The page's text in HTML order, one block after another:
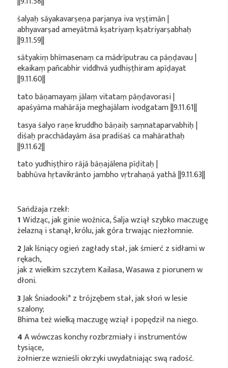
śalyaḥ sāyakavarṣeṇa parjanya iva vṛṣṭimān |
abhyavarṣad ameyātmā kṣatriyaṃ kṣatriyarṣabhaḥ
||9.11.59||
sātyakiṃ bhīmasenaṃ ca mādrīputrau ca pāṇḍavau |
ekaikaṃ pañcabhir viddhvā yudhiṣṭhiram apīḍayat
||9.11.60||
tato bāṇamayaṃ jālaṃ vitataṃ pāṇḍavorasi |
apaśyāma mahārāja meghajālam ivodgatam ||9.11.61||
tasya śalyo raṇe kruddho bāṇaiḥ saṃnataparvabhiḥ |
diśaḥ pracchādayām āsa pradiśaś ca mahārathaḥ
||9.11.62||
tato yudhiṣṭhiro rājā bāṇajālena pīḍitaḥ |
babhūva hṛtavikrānto jambho vṛtrahaṇā yathā ||9.11.63||
Sańdźaja rzekł:
1Widząc, jak ginie woźnica, Śalja wziął szybko maczugę
żelazną i stanął, królu, jak góra trwając niezłomnie.
2Jak lśniący ogień zagłady stał, jak śmierć z sidłami w
rękach,
jak z wielkim szczytem Kailasa, Wasawa z piorunem w
dłoni.
3JakŚniadooki*z trójzębem stał, jak słoń w lesie
szalony;
Bhima też wielką maczugę wziął i popędził na niego.
4A wówczas konchy rozbrzmiały i instrumentów
tysiące,
żołnierze wznieśli okrzyki uwydatniając swą radość.